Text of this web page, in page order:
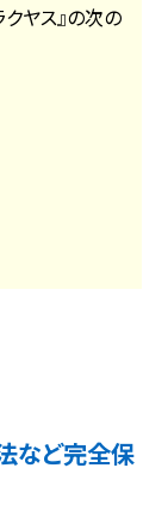
ヤス』の次の
など完全保